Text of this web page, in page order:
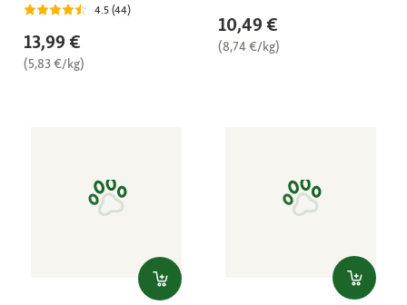
4.5 (44)
13,99 €
(5,83 €/kg)
10,49 €
(8,74 €/kg)